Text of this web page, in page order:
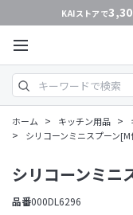
KAIストアで
ホーム > キッチン用品 >
> シリコーンミニスプーン
シリコーンミニ
品番000DL6296